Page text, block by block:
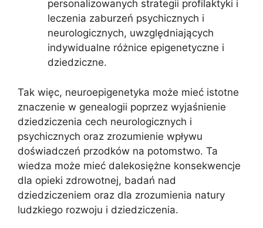
personalizowanych strategii profilaktyki i
leczenia zaburzeń psychicznych i
neurologicznych, uwzględniających
indywidualne różnice epigenetyczne i
dziedziczne.
Tak więc, neuroepigenetyka może mieć istotne
znaczenie w genealogii poprzez wyjaśnienie
dziedziczenia cech neurologicznych i
psychicznych oraz zrozumienie wpływu
doświadczeń przodków na potomstwo. Ta
wiedza może mieć dalekosiężne konsekwencje
dla opieki zdrowotnej, badań nad
dziedziczeniem oraz dla zrozumienia natury
ludzkiego rozwoju i dziedziczenia.